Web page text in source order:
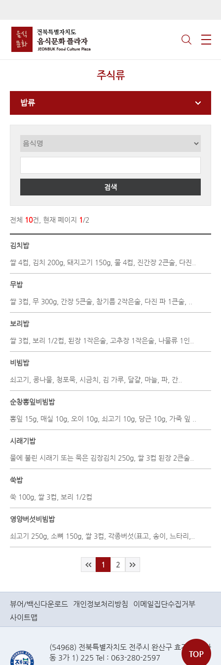
주식류
밥류
검색
전체 10건, 현재 페이지 1/2
김치밥
쌀 4컵, 김치 200g, 돼지고기 150g, 물 4컵, 진간장 2큰술, 다진..
무밥
쌀 3컵, 무 300g, 간장 5큰술, 참기름 2작은술, 다진 파 1큰술, ..
보리밥
쌀 3컵, 보리 1/2컵, 된장 1작은술, 고추장 1작은술, 나물류 1인..
비빔밥
쇠고기, 콩나물, 청포묵, 시금치, 김 가루, 달걀, 마늘, 파, 간..
순창뽕잎비빔밥
뽕잎 15g, 매실 10g, 오이 10g, 쇠고기 10g, 당근 10g, 가죽 잎 ..
시래기밥
물에 불린 시래기 또는 묵은 김장김치 250g, 쌀 3컵 된장 2큰술..
쑥밥
쑥 100g, 쌀 3컵, 보리 1/2컵
영양버섯비빔밥
쇠고기 250g, 소뼈 150g, 쌀 3컵, 각종버섯(표고, 송이, 느타리,..
1 2
뷰어/백신다운로드 개인정보처리방침
이메일집단수집거부
사이트맵
(54968) 전북특별자치도 전주시 완산구 효자로(효자
동 3가 1) 225 Tel : 063-280-2597